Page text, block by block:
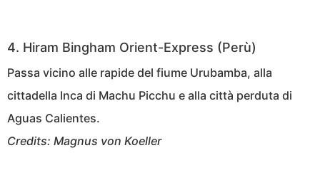
4. Hiram Bingham Orient-Express (Perù)
Passa vicino alle rapide del fiume Urubamba, alla
cittadella Inca di Machu Picchu e alla città perduta di
Aguas Calientes.
Credits: Magnus von Koeller